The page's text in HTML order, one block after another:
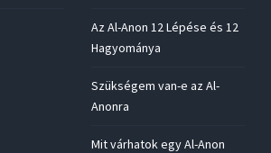
Az Al-Anon 12 Lépése és 12
Hagyománya
Szükségem van-e az Al-
Anonra
Mit várhatok egy Al-Anon